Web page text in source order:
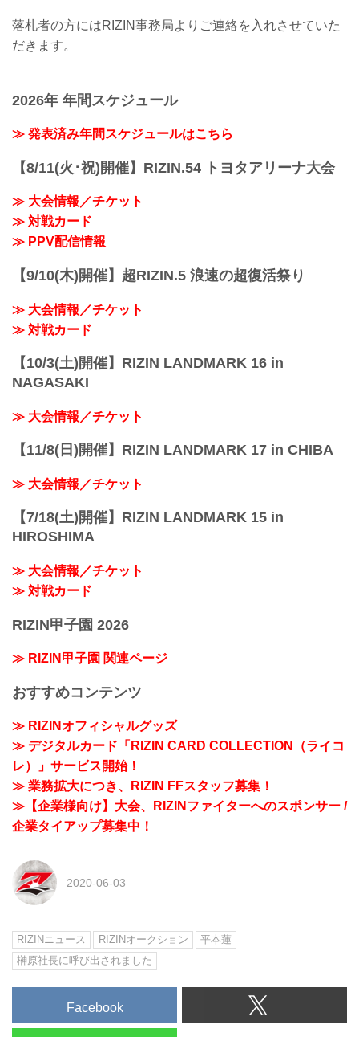
応募締切：6月8日(月)18時まで
※落札された商品の転売は固くお断りい
た場合には、取引を中止させていただく
場合がございます。何卒、ご理解頂...
落札者の方にはRIZIN事務局よりご連絡を入れさせていた
だきます。
2026年 年間スケジュール
≫ 発表済み年間スケジュールはこちら
【8/11(火･祝)開催】RIZIN.54 トヨタアリーナ大会
≫ 大会情報／チケット
≫ 対戦カード
≫ PPV配信情報
【9/10(木)開催】超RIZIN.5 浪速の超復活祭り
≫ 大会情報／チケット
≫ 対戦カード
【10/3(土)開催】RIZIN LANDMARK 16 in
NAGASAKI
≫ 大会情報／チケット
【11/8(日)開催】RIZIN LANDMARK 17 in CHIBA
≫ 大会情報／チケット
【7/18(土)開催】RIZIN LANDMARK 15 in
HIROSHIMA
≫ 大会情報／チケット
≫ 対戦カード
RIZIN甲子園 2026
≫ RIZIN甲子園 関連ページ
おすすめコンテンツ
≫ RIZINオフィシャルグッズ
≫ デジタルカード「RIZIN CARD COLLECTION（ライコ
レ）」サービス開始！
≫ 業務拡大につき、RIZIN FFスタッフ募集！
≫【企業様向け】大会、RIZINファイターへのスポンサー /
企業タイアップ募集中！
2020-06-03
RIZINニュース RIZINオークション
平本蓮
榊原社長に呼び出されました
Facebook